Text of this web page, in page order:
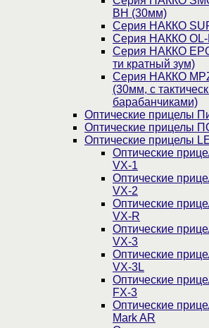
BH (30мм)
Серия НАККО
Серия НАККО
Серия НАККО
ти кратный зум)
Серия НАККО
(30мм, c
барабанчиками)
Оптические прицелы
Оптические прицелы
Оптические прицелы
Оптические
VX-1
Оптические
VX-2
Оптические
VX-R
Оптические
VX-3
Оптические
VX-3L
Оптические
FX-3
Оптические
Mark AR